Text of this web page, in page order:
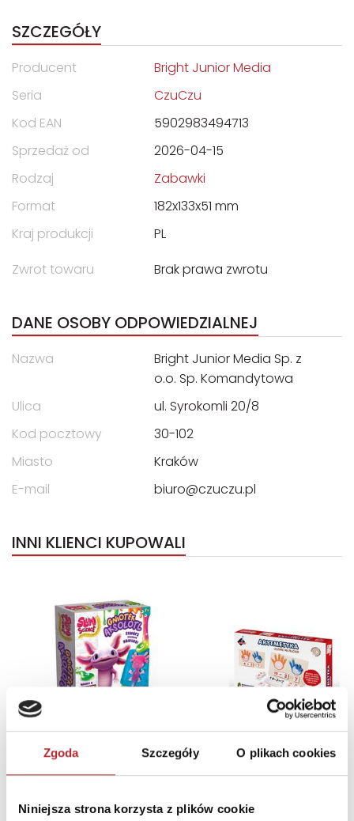
Zgoda Szczegóły O plikach cookies
Niniejsza strona korzysta z plików cookie
SZCZEGÓŁY
Producent
Bright Junior Media
Seria
CzuCzu
Kod EAN
5902983494713
Sprzedaż od
2026-04-15
Rodzaj
Zabawki
Format
182x133x51 mm
Kraj produkcji
PL
Zwrot towaru
Brak prawa zwrotu
DANE OSOBY ODPOWIEDZIALNEJ
Nazwa
Bright Junior Media Sp. z
o.o. Sp. Komandytowa
Ulica
ul. Syrokomli 20/8
Kod pocztowy
30-102
Miasto
Kraków
E-mail
biuro@czuczu.pl
INNI KLIENCI KUPOWALI
304-PL110322 ASKATO